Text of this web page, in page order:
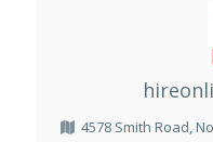
4578 Smith Road,